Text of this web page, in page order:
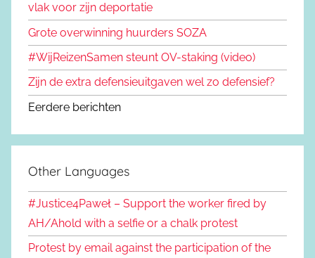
vlak voor zijn deportatie
Grote overwinning huurders SOZA
#WijReizenSamen steunt OV-staking (video)
Zijn de extra defensieuitgaven wel zo defensief?
Eerdere berichten
Other Languages
#Justice4Paweł – Support the worker fired by
AH/Ahold with a selfie or a chalk protest
Protest by email against the participation of the